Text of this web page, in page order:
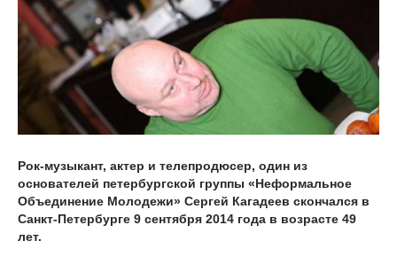
Рок-музыкант, актер и телепродюсер, один из
основателей петербургской группы «Неформальное
Объединение Молодежи» Сергей Кагадеев скончался в
Санкт-Петербурге 9 сентября 2014 года в возрасте 49
лет.